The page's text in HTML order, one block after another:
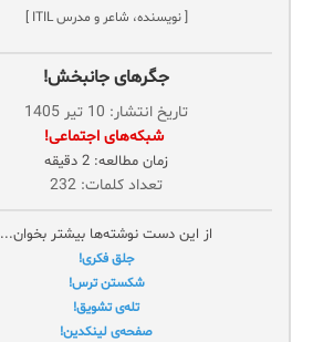
[ نویسنده، شاعر و مدرس ITIL ]
جگرهای جانبخش!
تاریخ انتشار: 10 تیر 1405
‌ شبکه‌های اجتماعی!
زمان مطالعه: 2 دقیقه
تعداد کلمات: 232
از این دست نوشته‌ها بیشتر بخوان...
جلق فکری!
شکستن ترس!
تله‌ی تشویق!
صفحه‌ی لینکدین!